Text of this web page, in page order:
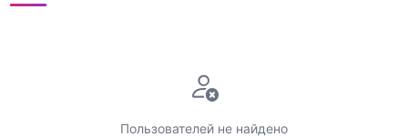
Пользователей не найдено